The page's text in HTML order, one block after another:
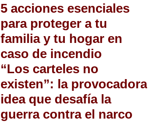
5 acciones esenciales
para proteger a tu
familia y tu hogar en
caso de incendio
“Los carteles no
existen”: la provocadora
idea que desafía la
guerra contra el narco